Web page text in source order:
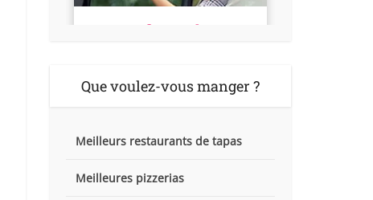
Que voulez-vous manger ?
Meilleurs restaurants de tapas
Meilleures pizzerias